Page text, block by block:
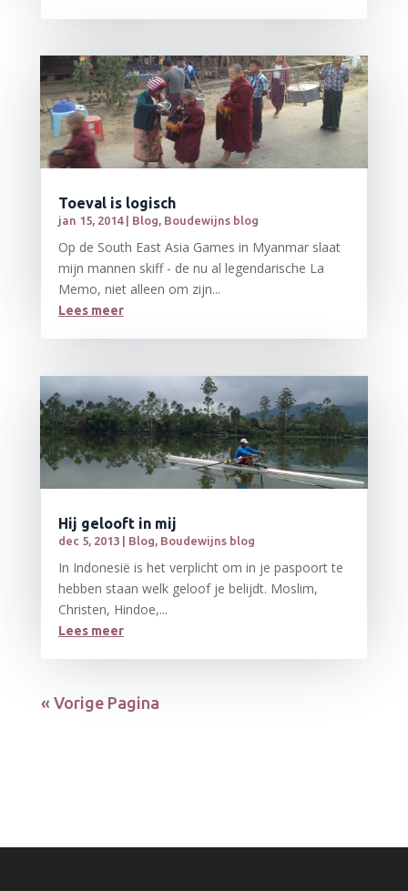
Toeval is logisch
jan 15, 2014| Blog, Boudewijns blog
Op de South East Asia Games in Myanmar slaat
mijn mannen skiff - de nu al legendarische La
Memo, niet alleen om zijn...
Lees meer
Hij gelooft in mij
dec 5, 2013| Blog, Boudewijns blog
In Indonesië is het verplicht om in je paspoort te
hebben staan welk geloof je belijdt. Moslim,
Christen, Hindoe,...
Lees meer
« Vorige Pagina